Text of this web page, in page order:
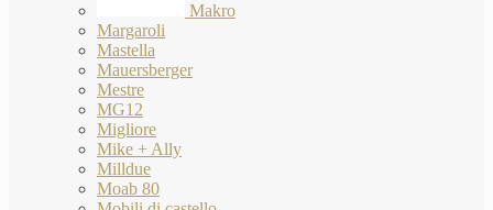
Makro
Margaroli
Mastella
Mauersberger
Mestre
MG12
Migliore
Mike + Ally
Milldue
Moab 80